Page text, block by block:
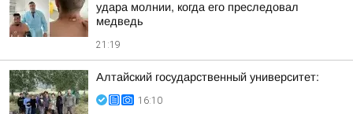
удара молнии, когда его преследовал
медведь
21:19
Алтайский государственный университет:
16:10